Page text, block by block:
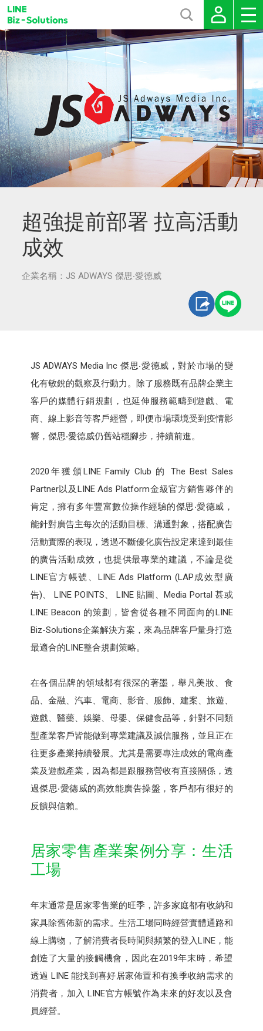
超強提前部署 拉高活動
成效
企業名稱：JS ADWAYS 傑思‧愛德威
JS ADWAYS Media Inc 傑思‧愛德威，對於市場的變
化有敏銳的觀察及行動力。除了服務既有品牌企業主
客戶的媒體行銷規劃，也延伸服務範疇到遊戲、電
商、線上影音等客戶經營，即便市場環境受到疫情影
響，傑思‧愛德威仍舊站穩腳步，持續前進。
2020年獲頒LINE Family Club 的 The Best Sales
Partner以及LINE Ads Platform金級官方銷售夥伴的
肯定，擁有多年豐富數位操作經驗的傑思‧愛德威，
能針對廣告主每次的活動目標、溝通對象，搭配廣告
活動實際的表現，透過不斷優化廣告設定來達到最佳
的廣告活動成效，也提供最專業的建議，不論是從
LINE官方帳號、LINE Ads Platform (LAP成效型廣
告)、 LINE POINTS、 LINE 貼圖、Media Portal 甚或
LINE Beacon 的策劃，皆會從各種不同面向的LINE
Biz-Solutions企業解決方案，來為品牌客戶量身打造
最適合的LINE整合規劃策略。
在各個品牌的領域都有很深的著墨，舉凡美妝、食
品、金融、汽車、電商、影音、服飾、建案、旅遊、
遊戲、醫藥、娛樂、母嬰、保健食品等，針對不同類
型產業客戶皆能做到專業建議及誠信服務，並且正在
往更多產業持續發展。尤其是需要專注成效的電商產
業及遊戲產業，因為都是跟服務營收有直接關係，透
過傑思‧愛德威的高效能廣告操盤，客戶都有很好的
反饋與信賴。
居家零售產業案例分享：生活
工場
年末通常是居家零售業的旺季，許多家庭都有收納和
家具除舊佈新的需求。生活工場同時經營實體通路和
線上購物，了解消費者長時間與頻繁的登入LINE，能
創造了大量的接觸機會，因此在2019年末時，希望
透過 LINE 能找到喜好居家佈置和有換季收納需求的
消費者，加入 LINE官方帳號作為未來的好友以及會
員經營。